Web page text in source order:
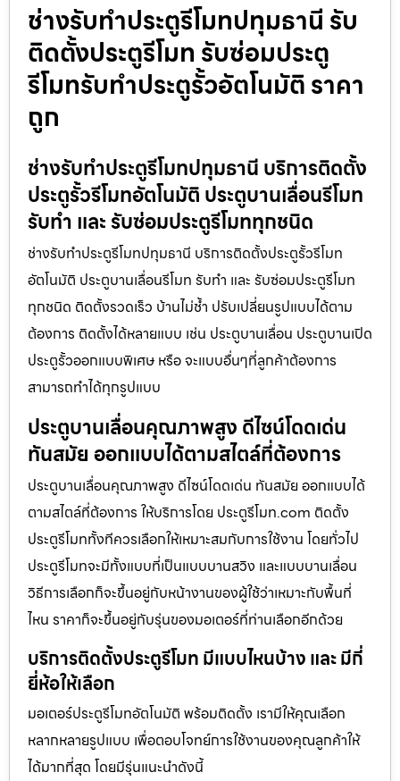
ช่างรับทำประตูรีโมทปทุมธานี รับ
ติดตั้งประตูรีโมท รับซ่อมประตู
รีโมทรับทำประตูรั้วอัตโนมัติ ราคา
ถูก
ช่างรับทำประตูรีโมทปทุมธานี บริการติดตั้ง
ประตูรั้วรีโมทอัตโนมัติ ประตูบานเลื่อนรีโมท
รับทำ และ รับซ่อมประตูรีโมททุกชนิด
ช่างรับทำประตูรีโมทปทุมธานี บริการติดตั้งประตูรั้วรีโมท
อัตโนมัติ ประตูบานเลื่อนรีโมท รับทำ และ รับซ่อมประตูรีโมท
ทุกชนิด ติดตั้งรวดเร็ว บ้านไม่ช้ำ ปรับเปลี่ยนรูปแบบได้ตาม
ต้องการ ติดตั้งได้หลายแบบ เช่น ประตูบานเลื่อน ประตูบานเปิด
ประตูรั้วออกแบบพิเศษ หรือ จะแบบอื่นๆที่ลูกค้าต้องการ
สามารถทำได้ทุกรูปแบบ
ประตูบานเลื่อนคุณภาพสูง ดีไซน์โดดเด่น
ทันสมัย ออกแบบได้ตามสไตล์ที่ต้องการ
ประตูบานเลื่อนคุณภาพสูง ดีไซน์โดดเด่น ทันสมัย ออกแบบได้
ตามสไตล์ที่ต้องการ ให้บริการโดย ประตูรีโมท.com ติดตั้ง
ประตูรีโมททั้งทีควรเลือกให้เหมาะสมกับการใช้งาน โดยทั่วไป
ประตูรีโมทจะมีทั้งแบบที่เป็นแบบบานสวิง และแบบบานเลื่อน
วิธีการเลือกก็จะขึ้นอยู่กับหน้างานของผู้ใช้ว่าเหมาะกับพื้นที่
ไหน ราคาก็จะขึ้นอยู่กับรุ่นของมอเตอร์ที่ท่านเลือกอีกด้วย
บริการติดตั้งประตูรีโมท มีแบบไหนบ้าง และ มีกี่
ยี่ห้อให้เลือก
มอเตอร์ประตูรีโมทอัตโนมัติ พร้อมติดตั้ง เรามีให้คุณเลือก
หลากหลายรูปแบบ เพื่อตอบโจทย์การใช้งานของคุณลูกค้าให้
ได้มากที่สุด โดยมีรุ่นแนะนำดังนี้